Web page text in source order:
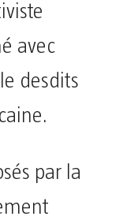
avec
desdits
par la